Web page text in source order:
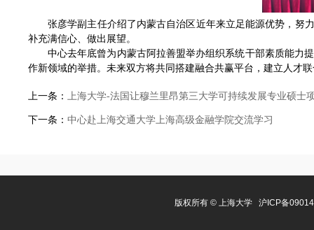
张彦学副主任介绍了内蒙古自治区近年来立足能源优势，努
补充满信心、做出展望。
中心去年底曾为内蒙古阿拉善盟举办组织系统干部素质能力
作新领域的举措。未来双方将共同搭建融合共赢平台，建立人才
上一条： 上海大学-法国让穆兰里昂第三大学可持续发展专业硕士
下一条： 中心赴上海交通大学上海高级金融学院交流学习
版权所有 © 上海大学 沪ICP备